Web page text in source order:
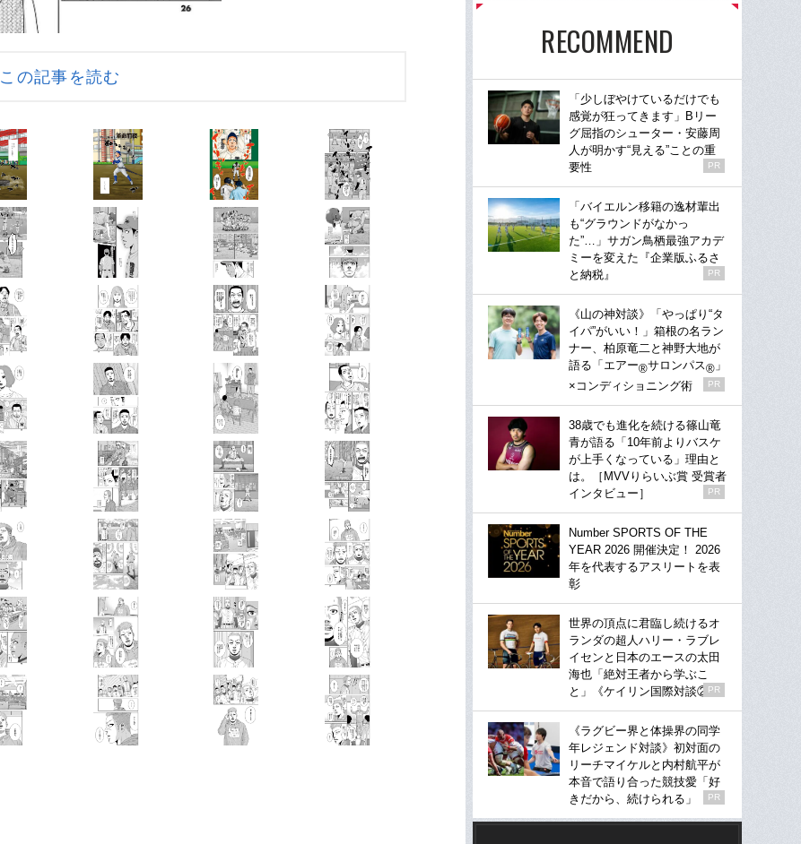
この記事を読む
RECOMMEND
「少しぼやけているだけでも
感覚が狂ってきます」Bリー
グ屈指のシューター・安藤周
人が明かす“見える”ことの重
要性
PR
「バイエルン移籍の逸材輩出
も“グラウンドがなかっ
た”…」サガン鳥栖最強アカデ
ミーを変えた『企業版ふるさ
と納税』
PR
《山の神対談》「やっぱり“タ
イパ”がいい！」箱根の名ラン
ナー、柏原竜二と神野大地が
語る「エアー®サロンパス® 」
×コンディショニング術
PR
38歳でも進化を続ける篠山竜
青が語る「10年前よりバスケ
が上手くなっている」理由と
は。［MVVりらいぶ賞 受賞者
インタビュー］
PR
Number SPORTS OF THE
YEAR 2026 開催決定！ 2026
年を代表するアスリートを表
彰
世界の頂点に君臨し続けるオ
ランダの超人ハリー・ラブレ
イセンと日本のエースの太田
海也「絶対王者から学ぶこ
と」《ケイリン国際対談②》
PR
《ラグビー界と体操界の同学
年レジェンド対談》初対面の
リーチマイケルと内村航平が
本音で語り合った競技愛「好
きだから、続けられる」
PR